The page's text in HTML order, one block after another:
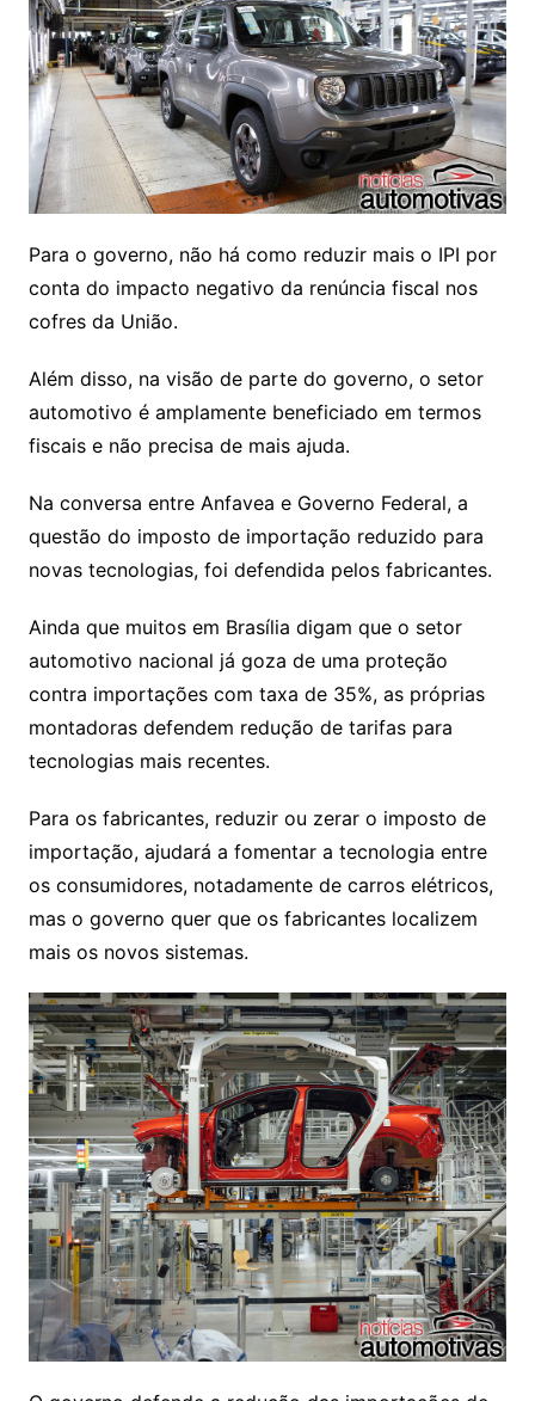
Para o governo, não há como reduzir mais o IPI por
conta do impacto negativo da renúncia fiscal nos
cofres da União.
Além disso, na visão de parte do governo, o setor
automotivo é amplamente beneficiado em termos
fiscais e não precisa de mais ajuda.
Na conversa entre Anfavea e Governo Federal, a
questão do imposto de importação reduzido para
novas tecnologias, foi defendida pelos fabricantes.
Ainda que muitos em Brasília digam que o setor
automotivo nacional já goza de uma proteção
contra importações com taxa de 35%, as próprias
montadoras defendem redução de tarifas para
tecnologias mais recentes.
Para os fabricantes, reduzir ou zerar o imposto de
importação, ajudará a fomentar a tecnologia entre
os consumidores, notadamente de carros elétricos,
mas o governo quer que os fabricantes localizem
mais os novos sistemas.